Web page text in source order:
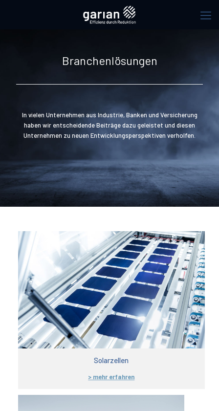
Branchenlösungen
In vielen Unternehmen aus Industrie, Banken und Versicherung
haben wir entscheidende Beiträge dazu geleistet und diesen
Unternehmen zu neuen Entwicklungsperspektiven verholfen.
Solarzellen
> mehr erfahren